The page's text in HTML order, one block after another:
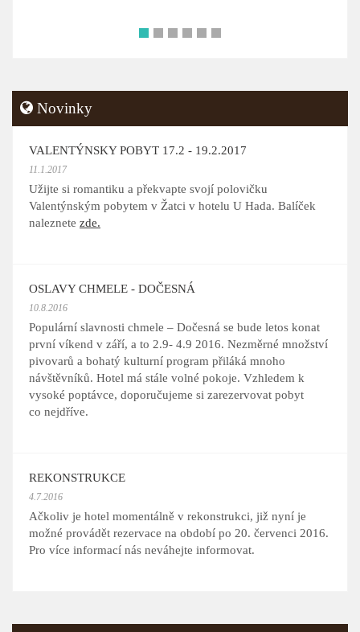
Novinky
VALENTÝNSKY POBYT 17.2 - 19.2.2017
11.1.2017
Užijte si romantiku a překvapte svojí polovičku
Valentýnským pobytem v Žatci v hotelu U Hada. Balíček
naleznete zde.
OSLAVY CHMELE - DOČESNÁ
10.8.2016
Populární slavnosti chmele – Dočesná se bude letos konat
první víkend v září, a to 2.9- 4.9 2016. Nezměrné množství
pivovarů a bohatý kulturní program přiláká mnoho
návštěvníků. Hotel má stále volné pokoje. Vzhledem k
vysoké poptávce, doporučujeme si zarezervovat pobyt
co nejdříve.
REKONSTRUKCE
4.7.2016
Ačkoliv je hotel momentálně v rekonstrukci, již nyní je
možné provádět rezervace na období po 20. červenci 2016.
Pro více informací nás neváhejte informovat.